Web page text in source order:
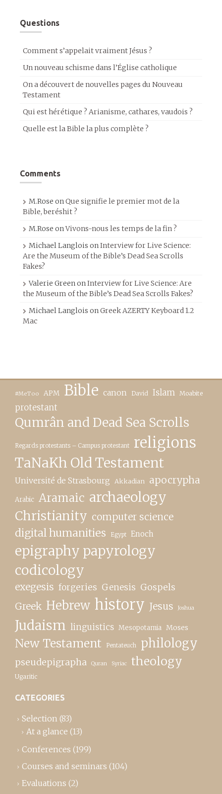
Questions
Comment s’appelait vraiment Jésus ?
Un nouveau schisme dans l’Église catholique
On a découvert de nouvelles pages du Nouveau
Testament
Qui est hérétique ? Arianisme, cathares, vaudois ?
Quelle est la Bible la plus complète ?
Comments
M.Rose onQue signifie le premier mot de la
Bible, beréshit ?
M.Rose onVivons-nous les temps de la fin ?
Michael Langlois onInterview for Live Science:
Are the Museum of the Bible’s Dead Sea Scrolls
Fakes?
Valerie GreenonInterview for Live Science: Are
the Museum of the Bible’s Dead Sea Scrolls Fakes?
Michael Langlois onGreek AZERTY Keyboard 1.2
Mac
#MeToo APM Bible canon David Islam Moabite
protestant
Qumrân and Dead Sea Scrolls
Regards protestants – Campus protestant religions
TaNaKh Old Testament
Université de Strasbourg Akkadian apocrypha
Arabic Aramaic archaeology
Christianity computer science
digital humanities Egypt Enoch
epigraphy papyrology
codicology
exegesis forgeries Genesis Gospels
Greek Hebrew history Jesus Joshua
Judaism linguistics Mesopotamia Moses
New Testament Pentateuch philology
pseudepigrapha Quran Syriac theology
Ugaritic
CATEGORIES
Selection (83)
At a glance (13)
Conferences (199)
Courses and seminars (104)
Evaluations (2)